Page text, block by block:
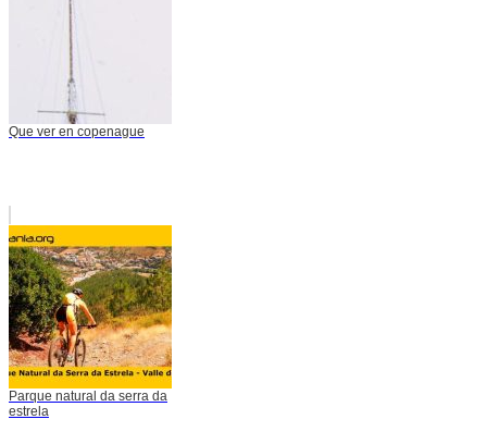
Que ver en copenague
Parque natural da serra da
estrela